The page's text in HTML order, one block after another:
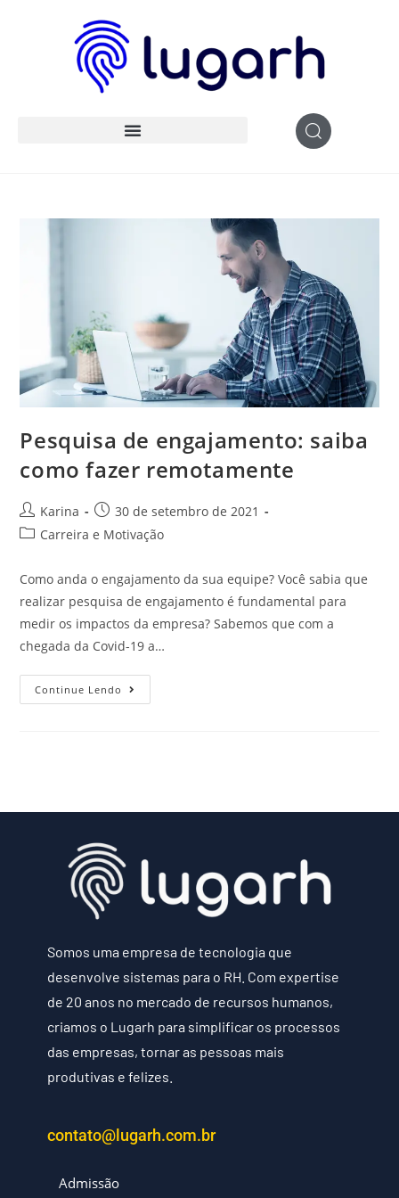
Pesquisa de engajamento: saiba
como fazer remotamente
Karina
30 de setembro de 2021
Carreira e Motivação
Como anda o engajamento da sua equipe? Você sabia que
realizar pesquisa de engajamento é fundamental para
medir os impactos da empresa? Sabemos que com a
chegada da Covid-19 a…
Continue Lendo
Somos uma empresa de tecnologia que
desenvolve sistemas para o RH. Com expertise
de 20 anos no mercado de recursos humanos,
criamos o Lugarh para simplificar os processos
das empresas, tornar as pessoas mais
produtivas e felizes.
contato@lugarh.com.br
Admissão